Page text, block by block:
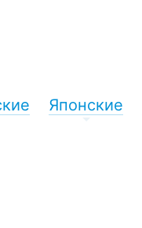
Японские